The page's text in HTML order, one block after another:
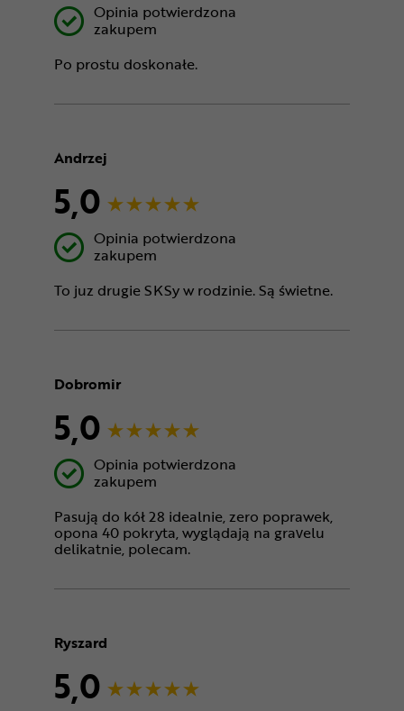
Opinia potwierdzona
zakupem
Po prostu doskonałe.
Andrzej
5,0
Opinia potwierdzona
zakupem
To juz drugie SKSy w rodzinie. Są świetne.
Dobromir
5,0
Opinia potwierdzona
zakupem
Pasują do kół 28 idealnie, zero poprawek,
opona 40 pokryta, wyglądają na gravelu
delikatnie, polecam.
Ryszard
5,0